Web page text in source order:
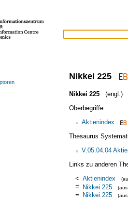
Nikkei 225
Nikkei 225
(engl.)
Oberbegriffe
Aktienindex
Thesaurus
V.05.04.04
Links zu anderen
< Aktienindex
= Nikkei 225
= Nikkei 225